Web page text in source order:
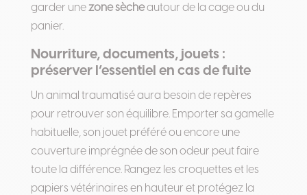
garder unezone sècheautour de la cage ou du
panier.
Nourriture, documents, jouets :
préserver l’essentiel en cas de fuite
Un animal traumatisé aura besoin de repères
pour retrouver son équilibre. Emporter sa gamelle
habituelle, son jouet préféré ou encore une
couverture imprégnée de son odeur peut faire
toute la différence. Rangez les croquettes et les
papiers vétérinaires en hauteur et protégez la